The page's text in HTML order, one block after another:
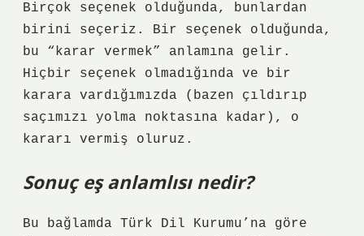
Birçok seçenek olduğunda, bunlardan
birini seçeriz. Bir seçenek olduğunda,
bu “karar vermek” anlamına gelir.
Hiçbir seçenek olmadığında ve bir
karara vardığımızda (bazen çıldırıp
saçımızı yolma noktasına kadar), o
kararı vermiş oluruz.
Sonuç eş anlamlısı nedir?
Bu bağlamda Türk Dil Kurumu’na göre